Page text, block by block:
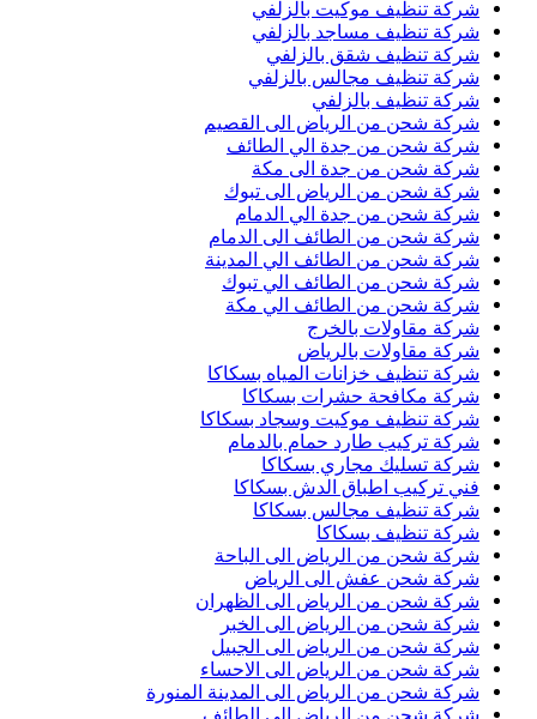
شركة تنظيف موكيت بالزلفي
شركة تنظيف مساجد بالزلفي
شركة تنظيف شقق بالزلفي
شركة تنظيف مجالس بالزلفي
شركة تنظيف بالزلفي
شركة شحن من الرياض الى القصيم
شركة شحن من جدة الي الطائف
شركة شحن من جدة الى مكة
شركة شحن من الرياض الى تبوك
شركة شحن من جدة الي الدمام
شركة شحن من الطائف الى الدمام
شركة شحن من الطائف الي المدينة
شركة شحن من الطائف الي تبوك
شركة شحن من الطائف الي مكة
شركة مقاولات بالخرج
شركة مقاولات بالرياض
شركة تنظيف خزانات المياه بسكاكا
شركة مكافحة حشرات بسكاكا
شركة تنظيف موكيت وسجاد بسكاكا
شركة تركيب طارد حمام بالدمام
شركة تسليك مجاري بسكاكا
فني تركيب اطباق الدش بسكاكا
شركة تنظيف مجالس بسكاكا
شركة تنظيف بسكاكا
شركة شحن من الرياض الى الباحة
شركة شحن عفش الى الرياض
شركة شحن من الرياض الى الظهران
شركة شحن من الرياض الى الخبر
شركة شحن من الرياض الى الجبيل
شركة شحن من الرياض الى الاحساء
شركة شحن من الرياض الى المدينة المنورة